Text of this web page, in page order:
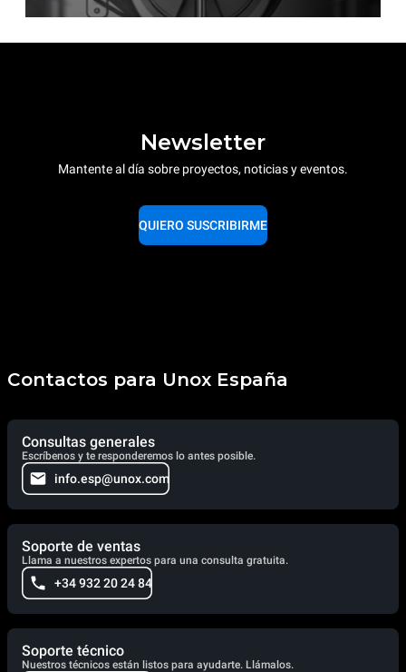
Newsletter
Mantente al día sobre proyectos, noticias y eventos.
QUIERO SUSCRIBIRME
Contactos para Unox España
Consultas generales
Escríbenos y te responderemos lo antes posible.
info.esp@unox.com
Soporte de ventas
Llama a nuestros expertos para una consulta gratuita.
+34 932 20 24 84
Soporte técnico
Nuestros técnicos están listos para ayudarte. Llámalos.